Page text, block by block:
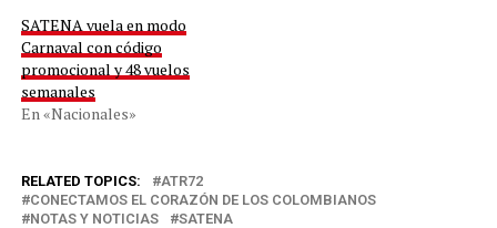
SATENA vuela en modo
Carnaval con código
promocional y 48 vuelos
semanales
En «Nacionales»
RELATED TOPICS:
ATR72
CONECTAMOS EL CORAZÓN DE LOS COLOMBIANOS
NOTAS Y NOTICIAS
SATENA